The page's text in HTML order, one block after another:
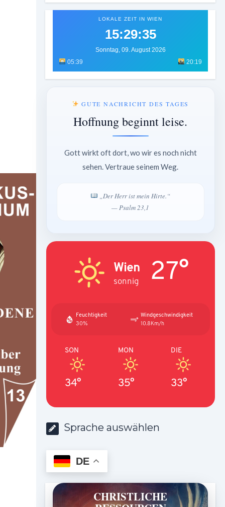
LOKALE ZEIT IN WIEN
15:29:37
Sonntag, 09. August 2026
05:39
20:19
GUTE NACHRICHT DES TAGES
Hoffnung beginnt leise.
Gott wirkt oft dort, wo wir es noch nicht
sehen. Vertraue seinem Weg.
„Der Herr ist mein Hirte.“
— Psalm 23,1
Wien
sonnig 27°
Feuchtigkeit
30%
Windgeschwindigkeit
10.8Km/h
SON
34°
MON
35°
DIE
33°
Sprache auswählen
DE
CHRISTLICHE